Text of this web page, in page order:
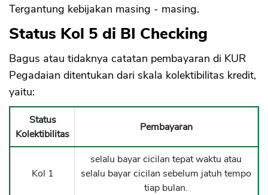
Tergantung kebijakan masing - masing.
Status Kol 5 di BI Checking
Bagus atau tidaknya catatan pembayaran di KUR
Pegadaian ditentukan dari skala kolektibilitas kredit,
yaitu:
Status
Kolektibilitas
Pembayaran
Kol 1
selalu bayar cicilan tepat waktu atau
selalu bayar cicilan sebelum jatuh tempo
tiap bulan.
CANCEL